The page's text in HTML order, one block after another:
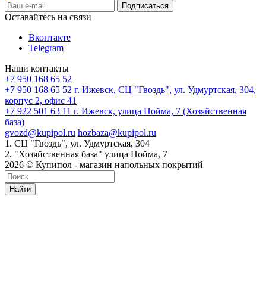
Оставайтесь на связи
Вконтакте
Telegram
Наши контакты
+7 950 168 65 52
+7 950 168 65 52 г. Ижевск, СЦ "Гвоздь", ул. Удмуртская, 304,
корпус 2, офис 41
+7 922 501 63 11 г. Ижевск, улица Пойма, 7 (Хозяйственная
база)
gvozd@kupipol.ru hozbaza@kupipol.ru
1. СЦ "Гвоздь", ул. Удмуртская, 304
2. "Хозяйственная база" улица Пойма, 7
2026 © Купипол - магазин напольных покрытий
Найти